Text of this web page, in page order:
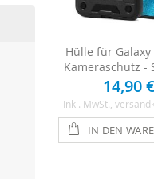
Hülle für Galaxy
Kameraschutz -
14,90 €
Inkl. MwSt.,
IN DEN